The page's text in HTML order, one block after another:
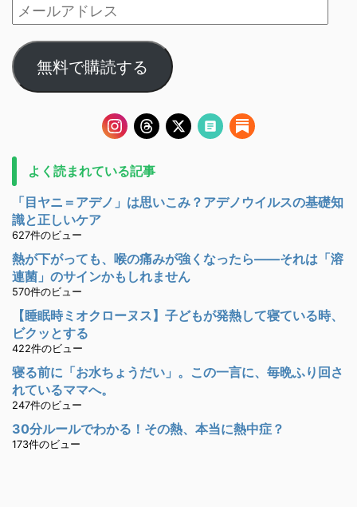
無料で購読する
よく読まれている記事
「目ヤニ＝アデノ」は思いこみ？アデノウイルスの基礎知
識と正しいケア
627件のビュー
熱が下がっても、喉の痛みが強くなったら――それは「溶
連菌」のサインかもしれません
570件のビュー
【睡眠時ミオクローヌス】子どもが発熱して寝ている時、
ビクッとする
422件のビュー
寝る前に「お水ちょうだい」。この一言に、毎晩ふり回さ
れているママへ。
247件のビュー
30分ルールでわかる！その熱、本当に熱中症？
173件のビュー